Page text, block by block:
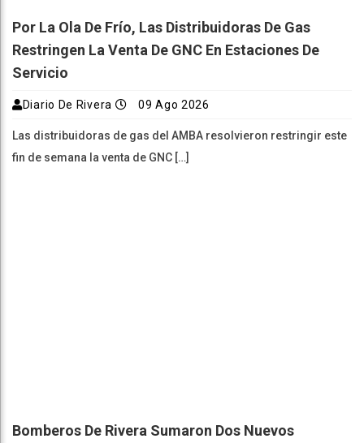
Por La Ola De Frío, Las Distribuidoras De Gas
Restringen La Venta De GNC En Estaciones De
Servicio
Diario De Rivera 09 Ago 2026
Las distribuidoras de gas del AMBA resolvieron restringir este
fin de semana la venta de GNC […]
Bomberos De Rivera Sumaron Dos Nuevos